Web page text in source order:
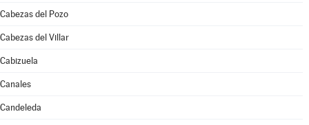
Cabezas del Pozo
Cabezas del Villar
Cabizuela
Canales
Candeleda